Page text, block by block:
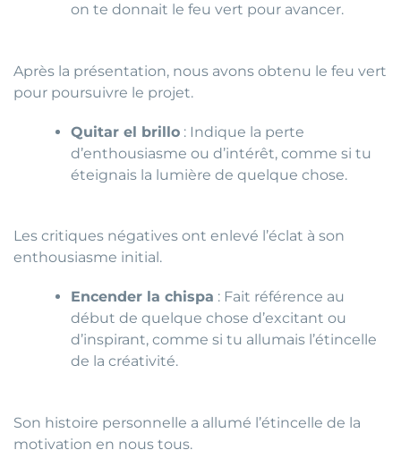
on te donnait le feu vert pour avancer.
Après la présentation, nous avons obtenu le feu vert
pour poursuivre le projet.
Quitar el brillo : Indique la perte
d’enthousiasme ou d’intérêt, comme si tu
éteignais la lumière de quelque chose.
Les critiques négatives ont enlevé l’éclat à son
enthousiasme initial.
Encender la chispa : Fait référence au
début de quelque chose d’excitant ou
d’inspirant, comme si tu allumais l’étincelle
de la créativité.
Son histoire personnelle a allumé l’étincelle de la
motivation en nous tous.